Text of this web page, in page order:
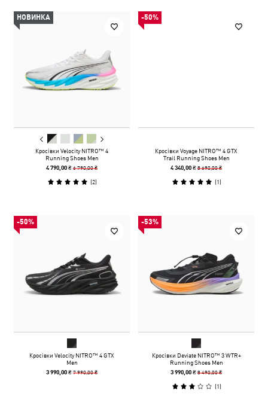
НОВИНКА
Кросівки Velocity NITRO™ 4
Running Shoes Men
4 790,00 ₴6 790,00 ₴
(2)
-50%
Кросівки Voyage NITRO™ 4 GTX
Trail Running Shoes Men
4 340,00 ₴8 690,00 ₴
(1)
-50%
Кросівки Velocity NITRO™ 4 GTX
Men
3 990,00 ₴7 990,00 ₴
-53%
Кросівки Deviate NITRO™ 3 WTR+
Running Shoes Men
3 990,00 ₴8 490,00 ₴
(1)